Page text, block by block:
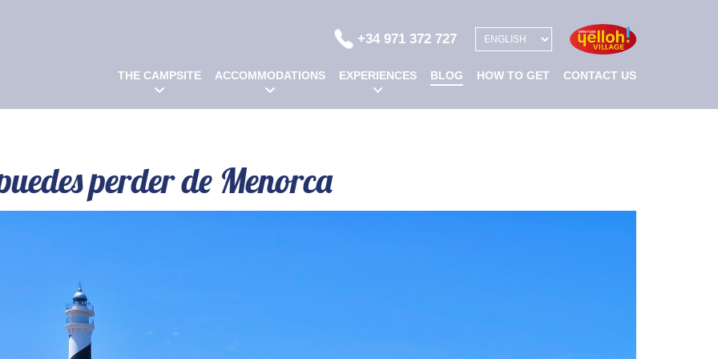
+34 971 372 727
THE CAMPSITE
Facilities Services Map
ACCOMMODATIONS
Furnished
Tents
Pitches
EXPERIENCES
Family
holidays
Couple
getaways
stays
BLOG HOW TO GET CONTACT US
perder de Menorca